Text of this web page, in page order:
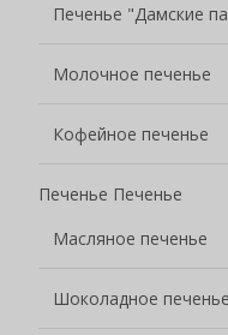
Печенье "Дамские
Молочное печенье
Кофейное печенье
Печенье Печенье
Масляное печенье
Шоколадное печенье